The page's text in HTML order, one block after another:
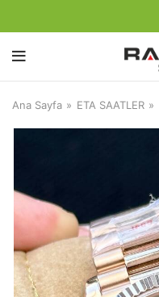
Ana Sayfa ETA SAATLER